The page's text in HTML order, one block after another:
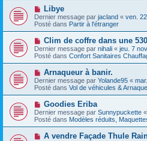
s
a
g
e
a
m
e
s
s
g
e
N
o
u
v
a
u
m
e
s
s
a
g
e
Libye
Dernier message par jacland « ven.
Posté dans Partir à l'étranger
N
o
u
v
a
u
m
e
s
s
a
g
Clim de coffre dans une 530
Dernier message par nihali « jeu. 7
Posté dans Confort Sanitaires
N
o
u
v
a
u
m
e
s
Arnaqueur à banir.
Dernier message par Yolande95 «
Posté dans Vol de véhicules &
N
o
u
v
a
Goodies Eriba
Dernier message par Sunnypuckette «
Posté dans Modèles réduits,
N
A vendre Façade Thule